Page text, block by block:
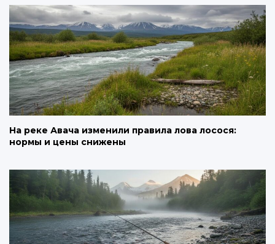
На реке Авача изменили правила лова лосося:
нормы и цены снижены